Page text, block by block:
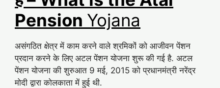
Pension Yojana
असंगठित क्षेत्र में काम करने वाले श्रमिकों को आजीवन पेंशन
प्रदान करने के लिए अटल पेंशन योजना शुरू की गई है. अटल
पेंशन योजना की शुरुआत 9 मई, 2015 को प्रधानमंत्री नरेंद्र
मोदी द्वारा कोलकाता में हुई थी.